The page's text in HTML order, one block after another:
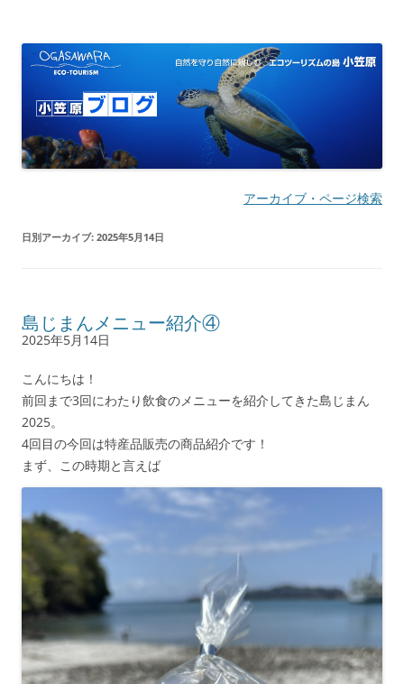
む エコツーリズムの島
アーカイブ・ページ検索
日別アーカイブ: 2025年5月14日
島じまんメニュー紹介④
2025年5月14日
こんにちは！
前回まで3回にわたり飲食のメニューを紹介してきた島じまん
2025。
4回目の今回は特産品販売の商品紹介です！
まず、この時期と言えば